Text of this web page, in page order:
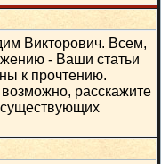
Викторович. Всем,
- Ваши статьи
к прочтению.
расскажите
существующих